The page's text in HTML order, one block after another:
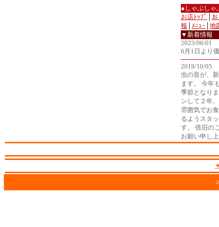
●しゃぶし
お店ﾄｯﾌﾟ
報
ﾒﾆｭｰ
地
▼新着情報
2023/06/01
6月1日より
2019/10/05
虫の音が、
ます。 今年
季節となり
ンして２年
雰囲気でお
るようスタ
す。 倍旧の
お願い申し